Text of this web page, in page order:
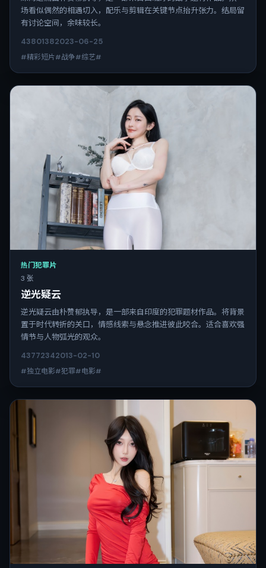
场看似偶然的相遇切入，配乐与剪辑在关键节点抬升张力。结局留
有讨论空间，余味较长。
43801382023-06-25
#精彩短片#战争#综艺#
热门犯罪片
3 张
逆光疑云
逆光疑云由朴赞郁执导，是一部来自印度的犯罪题材作品。将背景
置于时代转折的关口，情感线索与悬念推进彼此咬合。适合喜欢强
情节与人物弧光的观众。
43772342013-02-10
#独立电影#犯罪#电影#